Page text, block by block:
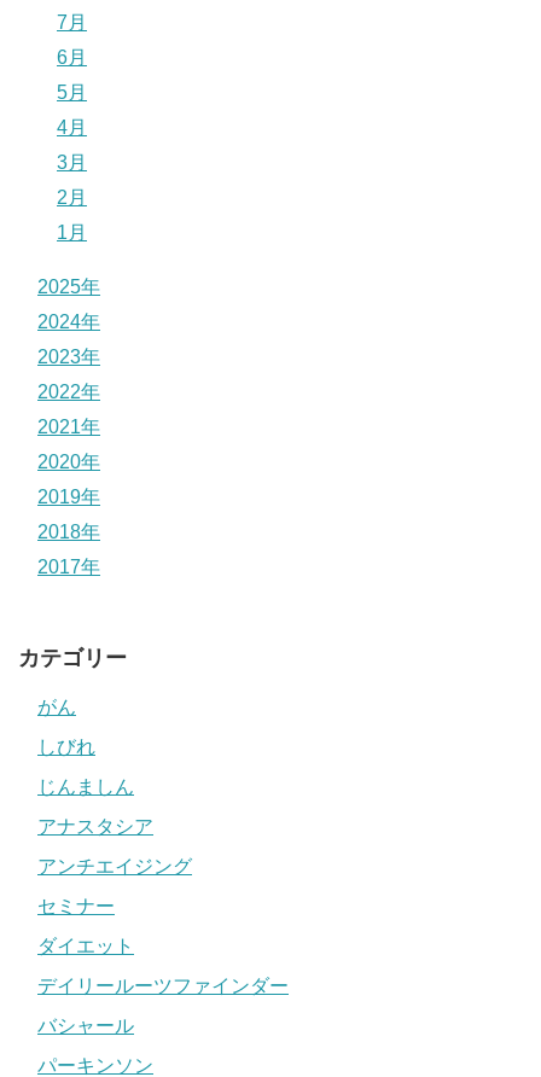
7月
6月
5月
4月
3月
2月
1月
2025年
2024年
2023年
2022年
2021年
2020年
2019年
2018年
2017年
カテゴリー
がん
しびれ
じんましん
アナスタシア
アンチエイジング
セミナー
ダイエット
デイリールーツファインダー
バシャール
パーキンソン